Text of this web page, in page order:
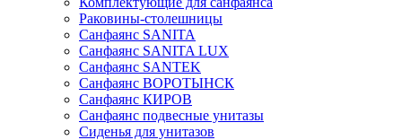
Раковины-столешницы
Санфаянс SANITA
Санфаянс SANITA LUX
Санфаянс SANTEK
Санфаянс ВОРОТЫНСК
Санфаянс КИРОВ
Санфаянс подвесные унитазы
Сиденья для унитазов